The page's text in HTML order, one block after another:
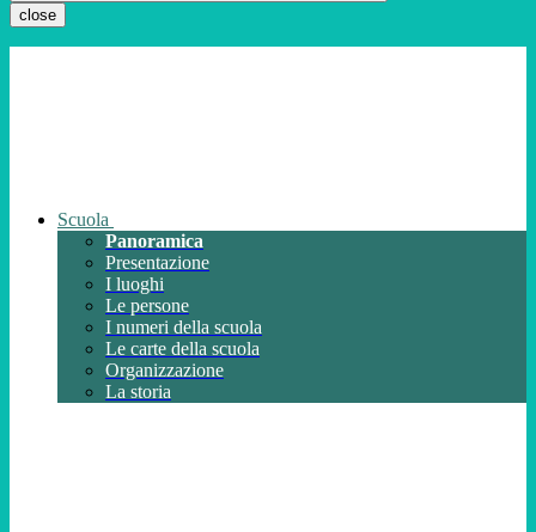
close
Scuola
Panoramica
Presentazione
I luoghi
Le persone
I numeri della scuola
Le carte della scuola
Organizzazione
La storia